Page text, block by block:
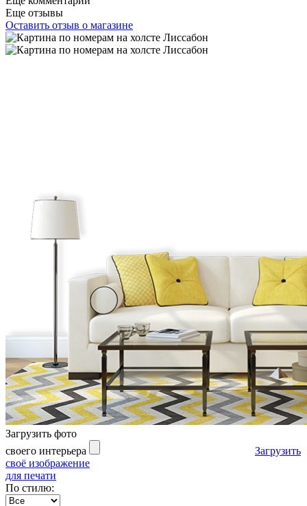
Еще отзывы
Оставить отзыв о магазине
Загрузить фото
своего интерьера
Загрузить
своё изображение
для печати
По стилю: